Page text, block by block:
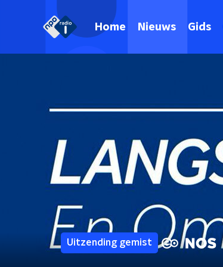
Home Nieuws Gids
Uitzending gemist